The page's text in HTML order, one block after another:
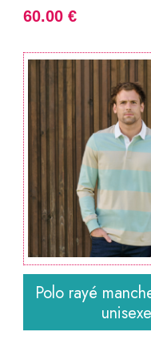
60.00 €
Polo rayé
unisexe